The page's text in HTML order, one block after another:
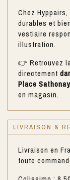
Chez
durables et
vestiaire
illustration.
👉 Retrouvez
directement
Place
en magasin.
LIVRAISON &
Livraison en
toute